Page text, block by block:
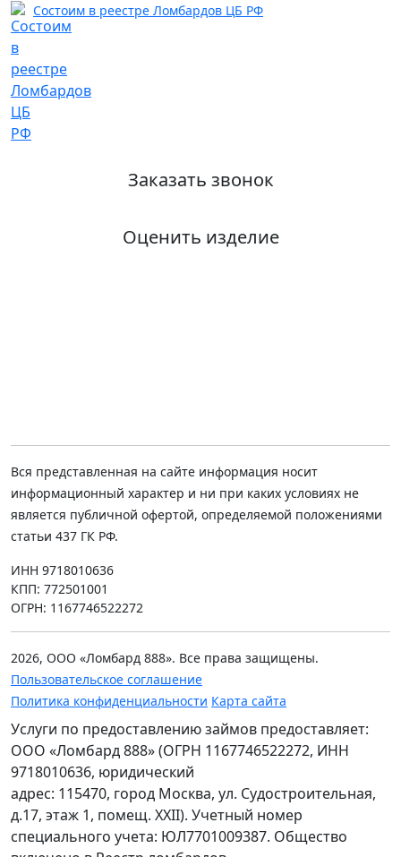
Состоим в реестре Ломбардов ЦБ РФ
Заказать звонок
Оценить изделие
Вся представленная на сайте информация носит
информационный характер и ни при каких условиях не
является публичной офертой, определяемой положениями
статьи 437 ГК РФ.
ИНН 9718010636
КПП: 772501001
ОГРН: 1167746522272
2026, ООО «Ломбард 888». Все права защищены.
Пользовательское соглашение
Политика конфиденциальности Карта сайта
Услуги по предоставлению займов предоставляет:
ООО «Ломбард 888» (ОГРН 1167746522272, ИНН
9718010636, юридический
адрес: 115470, город Москва, ул. Судостроительная,
д.17, этаж 1, помещ. XXII). Учетный номер
специального учета: ЮЛ7701009387. Общество